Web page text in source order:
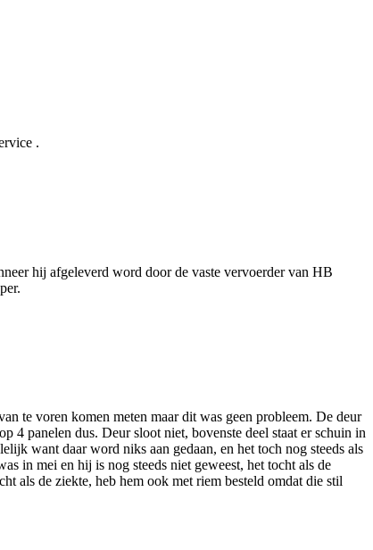
.
hij afgeleverd word door de vaste vervoerder van HB
te voren komen meten maar dit was geen probleem. De deur
4 panelen dus. Deur sloot niet, bovenste deel staat er schuin in
want daar word niks aan gedaan, en het toch nog steeds als
in mei en hij is nog steeds niet geweest, het tocht als de
als de ziekte, heb hem ook met riem besteld omdat die stil